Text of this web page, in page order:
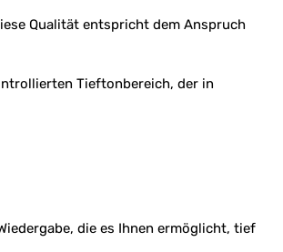
Qualität entspricht dem Anspruch
Tieftonbereich, der in
die es Ihnen ermöglicht, tief